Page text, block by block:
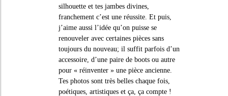
silhouette et tes jambes divines,
franchement c’est une réussite. Et puis,
j’aime aussi l’idée qu’on puisse se
renouveler avec certaines pièces sans
toujours du nouveau; il suffit parfois d’un
accessoire, d’une paire de boots ou autre
pour « réinventer » une pièce ancienne.
Tes photos sont très belles chaque fois,
poétiques, artistiques et ça, ça compte !